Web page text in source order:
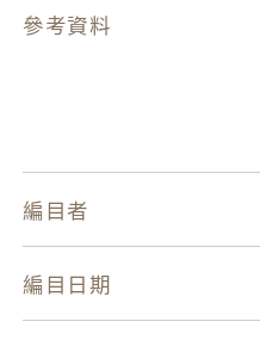
參考資料
編目者
編目日期